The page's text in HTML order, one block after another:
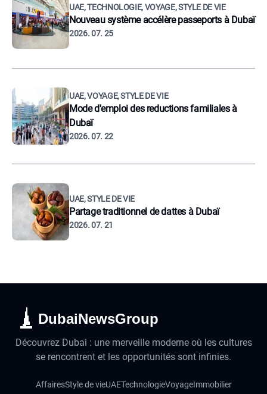
UAE, TECHNOLOGIE, VOYAGE, STYLE DE VIE
Nouveau système accélère passeports à Dubaï
2026. 07. 25
UAE, VOYAGE, STYLE DE VIE
Mode d'emploi des reductions familiales à
Dubaï
2026. 07. 22
UAE, STYLE DE VIE
Partage traditionnel de dattes à Dubaï
2026. 07. 21
DubaiNewsGroup
Découvrez Dubai : une merveille moderne où les cultures
se rencontrent et les opportunités sont infinies.
AffairesStyle de vieUAETechnologieVoyageImmobilier